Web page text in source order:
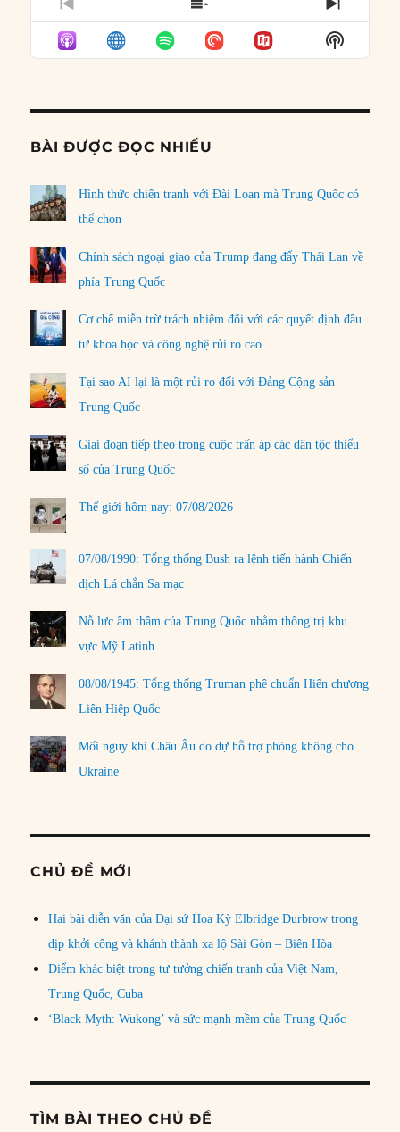
PREVIOUS
EPISODE
SHOW
EPISODES
LIST
NEXT
Show
Podcast
BÀI ĐƯỢC ĐỌC NHIỀU
Hình thức chiến tranh với Đài Loan mà Trung Quốc có
thể chọn
Chính sách ngoại giao của Trump đang đẩy Thái Lan về
phía Trung Quốc
Cơ chế miễn trừ trách nhiệm đối với các quyết định đầu
tư khoa học và công nghệ rủi ro cao
Tại sao AI lại là một rủi ro đối với Đảng Cộng sản
Trung Quốc
Giai đoạn tiếp theo trong cuộc trấn áp các dân tộc thiểu
số của Trung Quốc
Thế giới hôm nay: 07/08/2026
07/08/1990: Tổng thống Bush ra lệnh tiến hành Chiến
dịch Lá chắn Sa mạc
Nỗ lực âm thầm của Trung Quốc nhằm thống trị khu
vực Mỹ Latinh
08/08/1945: Tổng thống Truman phê chuẩn Hiến chương
Liên Hiệp Quốc
Mối nguy khi Châu Âu do dự hỗ trợ phòng không cho
Ukraine
CHỦ ĐỀ MỚI
Hai bài diễn văn của Đại sứ Hoa Kỳ Elbridge Durbrow trong
dịp khởi công và khánh thành xa lộ Sài Gòn – Biên Hòa
Điểm khác biệt trong tư tưởng chiến tranh của Việt Nam,
Trung Quốc, Cuba
‘Black Myth: Wukong’ và sức mạnh mềm của Trung Quốc
TÌM BÀI THEO CHỦ ĐỀ